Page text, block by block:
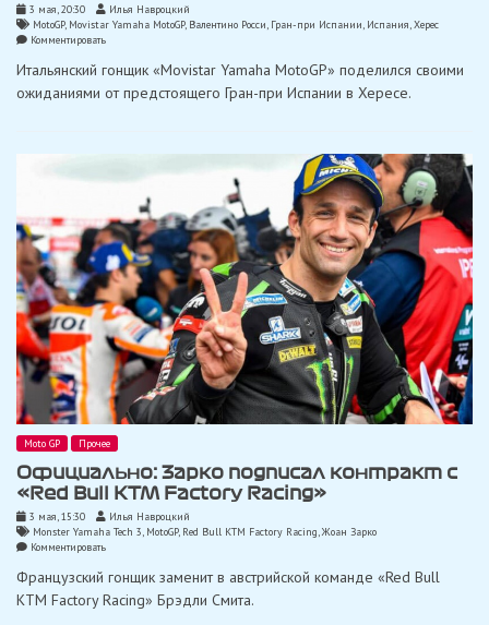
3 мая, 20:30
Илья Навроцкий
MotoGP, Movistar Yamaha MotoGP, Валентино Росси Гран-при Испании Испания Херес
Комментироватьon
«В
стартует
Итальянский гонщик «Movistar Yamaha MotoGP» поделился своими
ожиданиями от предстоящего Гран-при Испании в Хересе.
Moto GP Прочее
Официально: Зарко подписал контракт с
«Red Bull KTM Factory Racing»
3 мая, 15:30
Илья Навроцкий
Monster Yamaha Tech 3, MotoGP, Red Bull KTM Factory Racing,Жоан Зарко
Комментироватьon
Зарко
подписал
контракт
Французский гонщик заменит в австрийской команде «Red Bull
KTM Factory Racing» Брэдли Смита.